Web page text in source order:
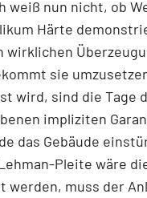
weiß nun nicht, ob
Härte
wirklichen
sie
wird, sind die Tage
impliziten
das Gebäude
Pleite wäre
werden, muss der